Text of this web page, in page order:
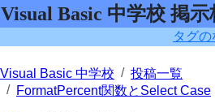
Visual Basic 中学校 掲
タグ
Visual Basic 中学校
投稿一覧
FormatPercent関数とSelect Case